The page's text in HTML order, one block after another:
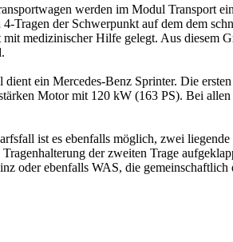
werden im Modul Transport
Tragen der Schwerpunkt auf dem dem
medizinischer Hilfe gelegt. Aus diesem
ein Mercedes-Benz Sprinter. Die
Motor mit 120 kW (163 PS). Bei
ist es ebenfalls möglich, zwei liegende
der zweiten Trage
oder ebenfalls WAS, die gemeinschaftlich